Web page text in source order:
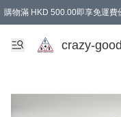
購物滿 HKD 500.00即享免運費
成為會員可享免費禮品
crazy-